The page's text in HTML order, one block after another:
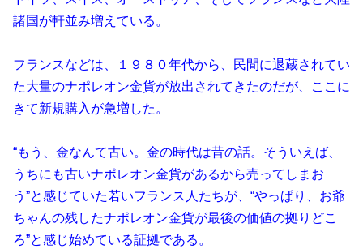
諸国が軒並み増えている。
フランスなどは、１９８０年代から、民間に退蔵されてい
た大量のナポレオン金貨が放出されてきたのだが、ここに
きて新規購入が急増した。
“もう、金なんて古い。金の時代は昔の話。そういえば、
うちにも古いナポレオン金貨があるから売ってしまお
う”と感じていた若いフランス人たちが、“やっぱり、お爺
ちゃんの残したナポレオン金貨が最後の価値の拠りどこ
ろ”と感じ始めている証拠である。